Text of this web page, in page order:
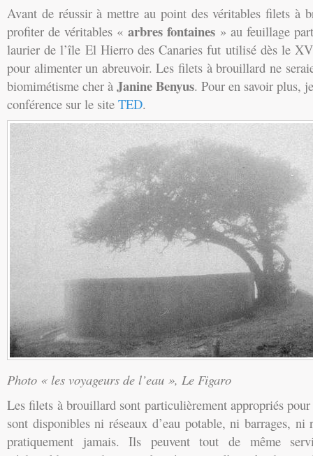
Avant de réussir à mettre au point des véritables filets à
profiter de véritables « arbres fontaines » au feuillage
laurier de l’île El Hierro des Canaries fut utilisé dès le
pour alimenter un abreuvoir. Les filets à brouillard ne
biomimétisme cher à Janine Benyus. Pour en savoir plus,
conférence sur le site TED.
Photo « les voyageurs de l’eau », Le Figaro
Les filets à brouillard sont particulièrement appropriés
sont disponibles ni réseaux d’eau potable, ni barrages,
pratiquement jamais. Ils peuvent tout de même